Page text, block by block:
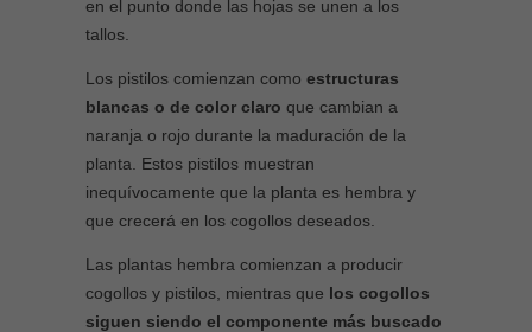
en el punto donde las hojas se unen a los
tallos.
Los pistilos comienzan como estructuras
blancas o de color claro que cambian a
naranja o rojo durante la maduración de la
planta. Estos pistilos muestran
inequívocamente que la planta es hembra y
que crecerá en los cogollos deseados.
Las plantas hembra comienzan a producir
cogollos y pistilos, mientras que los cogollos
siguen siendo el componente más buscado